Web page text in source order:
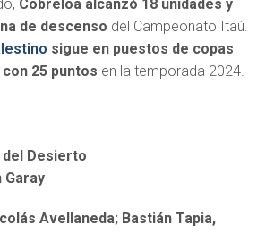
Cobreloa alcanzó 18 unidades y
de descenso del Campeonato Itaú.
sigue en puestos de copas
25 puntos en la temporada 2024.
Desierto
Avellaneda; Bastián Tapia,